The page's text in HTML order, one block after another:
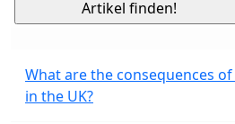
What are the consequences
in the UK?